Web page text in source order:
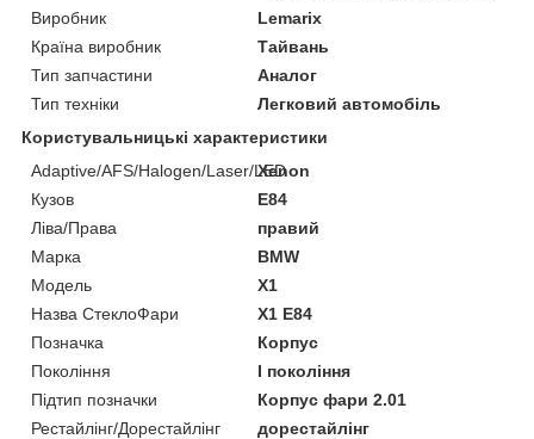
Виробник
Lemarix
Країна виробник
Тайвань
Тип запчастини
Аналог
Тип техніки
Легковий автомобіль
Користувальницькі характеристики
Adaptive/AFS/Halogen/Laser/LED
Xenon
Кузов
E84
Ліва/Права
правий
Марка
BMW
Мoдель
X1
Назва СтеклоФари
X1 E84
Позначка
Корпус
Покоління
I покоління
Підтип позначки
Корпус фари 2.01
Рестайлінг/Дорестайлінг
дорестайлінг